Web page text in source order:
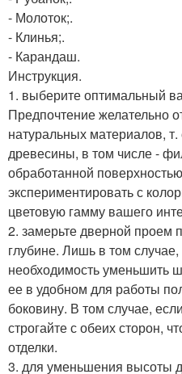
- Молоток;.
- Клинья;.
- Карандаш.
Инструкция.
1. выберите оптимальный
Предпочтение желательно
натуральных материалов,
древесины, в том числе -
обработанной
экспериментировать с
цветовую гамму вашего
2. замерьте дверной проем
глубине. Лишь в том
необходимость уменьшить
ее в удобном для работы
боковину. В том случае,
строгайте с обеих сторон,
отделки.
3. для уменьшения высоты